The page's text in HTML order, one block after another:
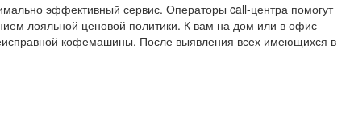
эффективный сервис. Операторы call-центра помогут
лояльной ценовой политики. К вам на дом или в офис
кофемашины. После выявления всех имеющихся в